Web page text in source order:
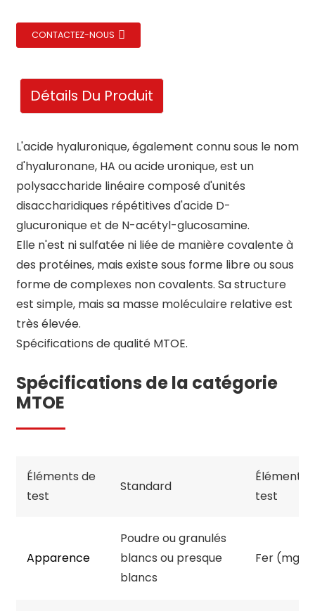
CONTACTEZ-NOUS
Détails Du Produit
L'acide hyaluronique, également connu sous le nom
d'hyaluronane, HA ou acide uronique, est un
polysaccharide linéaire composé d'unités
disaccharidiques répétitives d'acide D-
glucuronique et de N-acétyl-glucosamine.
Elle n'est ni sulfatée ni liée de manière covalente à
des protéines, mais existe sous forme libre ou sous
forme de complexes non covalents. Sa structure
est simple, mais sa masse moléculaire relative est
très élevée.
Spécifications de qualité MTOE.
Spécifications de la catégorie
MTOE
Éléments de
test
Standard
Éléments
test
Apparence
Poudre ou granulés
blancs ou presque
blancs
Fer (mg/